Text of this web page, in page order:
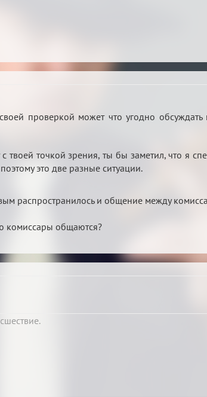
проверкой может что угодно
твоей точкой зрения, ты бы заметил, что я
это две разные ситуации.
распространилось и общение между
комиссары общаются?